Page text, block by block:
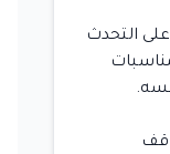
التحدث